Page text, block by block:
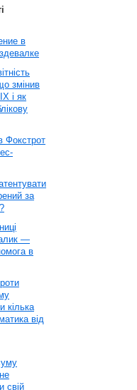
в
змінив
і як
Фокстрот
за
—
в
кілька
від
свій